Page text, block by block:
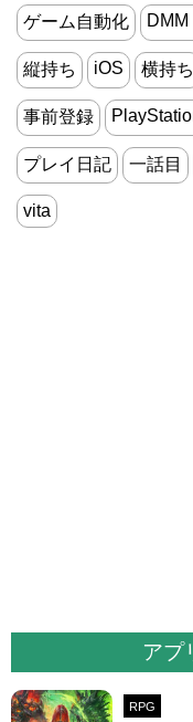
ゲーム自動化
縦持ち iOS 横持ち
事前登録
プレイ日記 一話目
vita
アプ
RPG